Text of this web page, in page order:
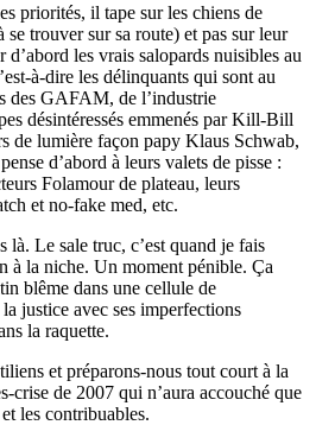
priorités, il tape sur les chiens de
se trouver sur sa route) et pas sur leur
les vrais salopards nuisibles au
à-dire les délinquants qui sont au
des GAFAM, de l’industrie
désintéressés emmenés par Kill-Bill
de lumière façon papy Klaus Schwab,
d’abord à leurs valets de pisse :
Folamour de plateau, leurs
et no-fake med, etc.
là. Le sale truc, c’est quand je fais
à la niche. Un moment pénible. Ça
blême dans une cellule de
justice avec ses imperfections
la raquette.
et préparons-nous tout court à la
crise de 2007 qui n’aura accouché que
les contribuables.